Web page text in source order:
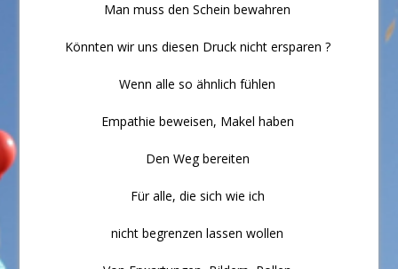
Man muss den Schein bewahren
Könnten wir uns diesen Druck nicht ersparen ?
Wenn alle so ähnlich fühlen
Empathie beweisen, Makel haben
Den Weg bereiten
Für alle, die sich wie ich
nicht begrenzen lassen wollen